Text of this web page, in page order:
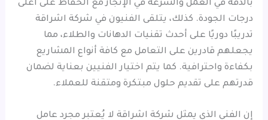
بالدقة في العمل والسرعة في الإنجاز مع الحفاظ على أعلى
درجات الجودة. كذلك، يتلقى الفنيون في شركة اشراقة
تدريبًا دوريًا على أحدث تقنيات الدهانات والطلاء، مما
يجعلهم قادرين على التعامل مع كافة أنواع المشاريع
بكفاءة واحترافية. كما يتم اختيار الفنيين بعناية لضمان
قدرتهم على تقديم حلول مبتكرة ومتقنة للعملاء.
إن الفني الذي يمثل شركة اشراقة لا يُعتبر مجرد عامل